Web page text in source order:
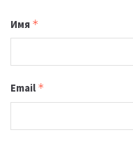
Имя *
Email *